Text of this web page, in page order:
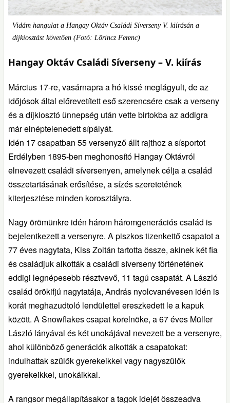
Vidám hangulat a Hangay Oktáv Családi Síverseny V. kiírásán a
díjkiosztást követően (Fotó: Lőrincz Ferenc)
Hangay Oktáv Családi Síverseny – V. kiírás
Március 17-re, vasárnapra a hó kissé meglágyult, de az
időjósok által előrevetített eső szerencsére csak a verseny
és a díjkiosztó ünnepség után vette birtokba az addigra
már elnéptelenedett sípályát.
Idén 17 csapatban 55 versenyző állt rajthoz a sísportot
Erdélyben 1895-ben meghonosító Hangay Oktávról
elnevezett családi síversenyen, amelynek célja a család
összetartásának erősítése, a sízés szeretetének
kiterjesztése minden korosztályra.
Nagy örömünkre idén három háromgenerációs család is
bejelentkezett a versenyre. A piszkos tizenkettő csapatot a
77 éves nagytata, Kiss Zoltán tartotta össze, akinek két fia
és családjuk alkották a családi síverseny történetének
eddigi legnépesebb résztvevő, 11 tagú csapatát. A László
család örökifjú nagytatája, András nyolcvanévesen idén is
korát meghazudtoló lendülettel ereszkedett le a kapuk
között. A Snowflakes csapat korelnöke, a 67 éves Müller
László lányával és két unokájával nevezett be a versenyre,
ahol különböző generációk alkották a csapatokat:
indulhattak szülők gyerekeikkel vagy nagyszülők
gyerekeikkel, unokáikkal.
A rangsor megállapításakor a tagok idejét összeadva